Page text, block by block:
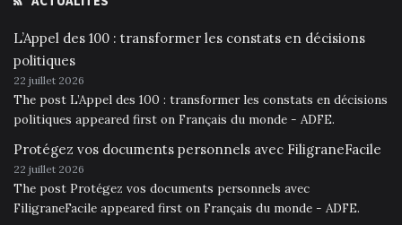
L’Appel des 100 : transformer les constats en décisions
politiques
22 juillet 2026
The post L’Appel des 100 : transformer les constats en décisions
politiques appeared first on Français du monde - ADFE.
Protégez vos documents personnels avec FiligraneFacile
22 juillet 2026
The post Protégez vos documents personnels avec
FiligraneFacile appeared first on Français du monde - ADFE.